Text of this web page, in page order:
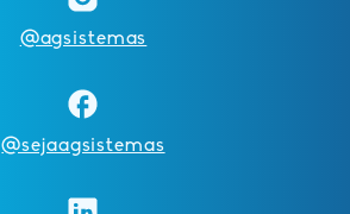
@agsistemas
@sejaagsistemas